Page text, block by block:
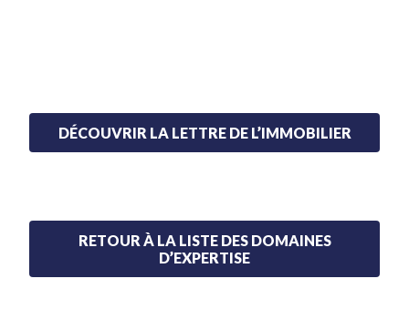
DÉCOUVRIR LA LETTRE DE L’IMMOBILIER
RETOUR À LA LISTE DES DOMAINES
D’EXPERTISE